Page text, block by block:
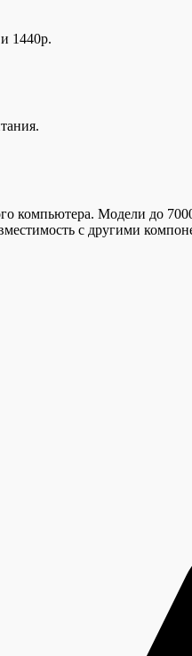
1440p.
Модели до
с другими